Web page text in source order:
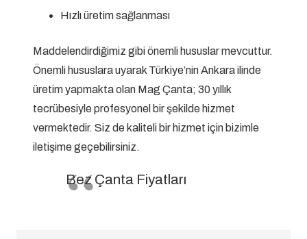
Hızlı üretim sağlanması
Maddelendirdiğimiz gibi önemli hususlar mevcuttur.
Önemli hususlara uyarak Türkiye’nin Ankara ilinde
üretim yapmakta olan Mag Çanta; 30 yıllık
tecrübesiyle profesyonel bir şekilde hizmet
vermektedir. Siz de kaliteli bir hizmet için bizimle
iletişime geçebilirsiniz.
Bez Çanta Fiyatları